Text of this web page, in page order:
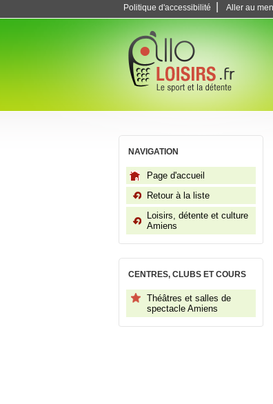
Politique d'accessibilité Aller au
NAVIGATION
Page d'accueil
Retour à la liste
Loisirs, détente et culture
Amiens
CENTRES, CLUBS ET COURS
Théâtres et salles de
spectacle Amiens